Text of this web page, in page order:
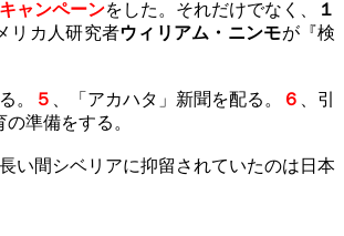
ャンペーンをした。それだけでなく、
１
リカ人研究者ウィリアム・ニンモが『検
。 ５ 、「アカハタ」新聞を配る。 ６
、引
準備をする。
い間シベリアに抑留されていたのは日本